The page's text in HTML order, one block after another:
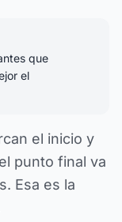
que
el
el inicio y
punto final va
Esa es la